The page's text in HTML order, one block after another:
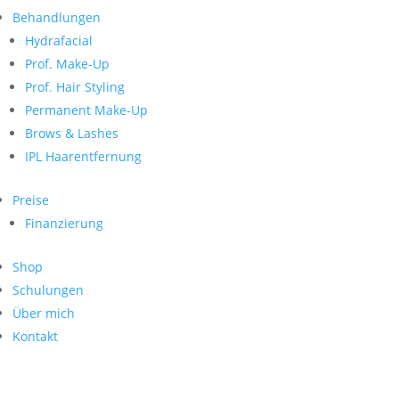
Behandlungen
Hydrafacial
Prof. Make-Up
Prof. Hair Styling
Permanent Make-Up
Brows & Lashes
IPL Haarentfernung
Preise
Finanzierung
Shop
Schulungen
Über mich
Kontakt
nach:
Neueste Kommentare
Archiv
Kategorien
Keine Kategorien
Meta
Anmelden
Feed der Einträge
WordPress.org
Search
nach:
Archive
Kontakt
Impressum
Datenschutz